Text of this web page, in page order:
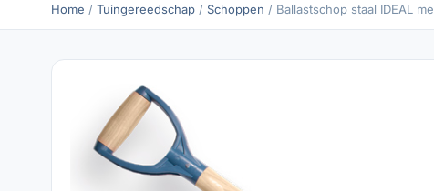
Home / Tuingereedschap / Schoppen / Ballastschop staal IDEAL